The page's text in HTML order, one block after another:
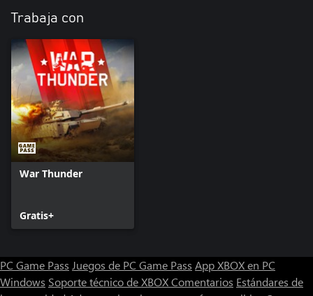
Trabaja con
War Thunder
Gratis+
PC Game Pass Juegos de PC Game Pass App XBOX en PC
Windows Soporte técnico de XBOXComentarios Estándares de